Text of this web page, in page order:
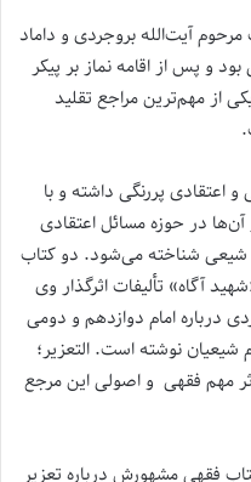
آیت‌الله‌ بروجردی و داماد
و پس از اقامه نماز بر پیکر
آذر ۱۳۷۲ به‌عنوان یکی از مهم‌ترین مراجع تقلید
پررنگی داشته و با
در حوزه مسائل اعتقادی
شیعی شناخته می‌شود. دو کتاب
آگاه» تألیفات اثرگذار وی
درباره امام دوازدهم و دومی
شیعیان نوشته است. التعزیر؛
مهم فقهی و اصولی این مرجع
فقهی مشهورش درباره تعزیر